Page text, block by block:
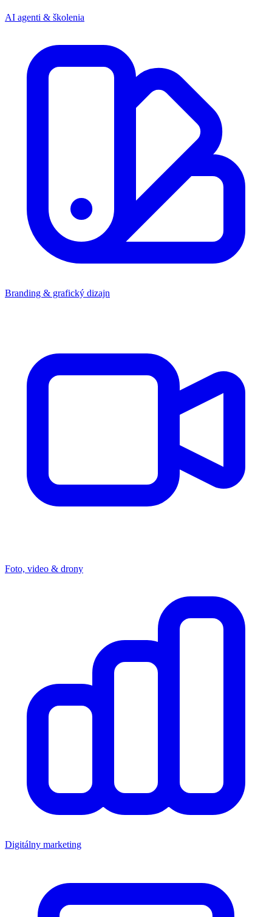
AI agenti & školenia
Branding & grafický dizajn
Foto, video & drony
Digitálny marketing